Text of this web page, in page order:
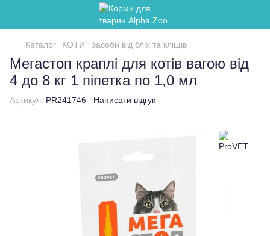
Каталог КОТИ Засоби від бліх та кліщів
Мегастоп краплі для котів вагою від
4 до 8 кг 1 піпетка по 1,0 мл
Артикул: PR241746 Написати відгук